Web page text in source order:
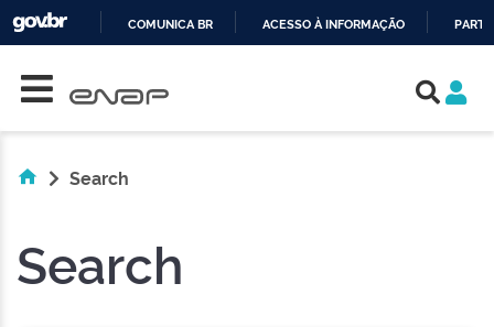
COMUNICA BR ACESSO À INFORMAÇÃO
Search
Search